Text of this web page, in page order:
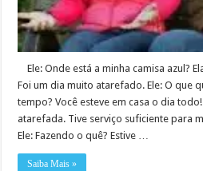
Ele: Onde está a minha camisa azul?
Foi um dia muito atarefado. Ele: O que
tempo? Você esteve em casa o dia
atarefada. Tive serviço suficiente para
Ele: Fazendo o quê? Estive …
Saiba Mais »